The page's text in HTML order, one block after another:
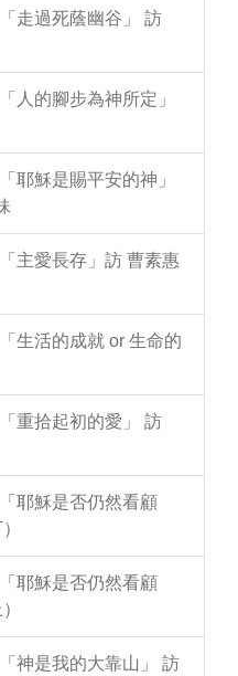
走過死蔭幽谷」 訪
人的腳步為神所定」
耶穌是賜平安的神」
主愛長存」訪 曹素惠
生活的成就 or 生命的
重拾起初的愛」 訪
耶穌是否仍然看顧
耶穌是否仍然看顧
神是我的大靠山」 訪